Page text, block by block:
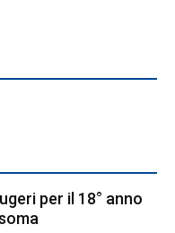
per il 18° anno